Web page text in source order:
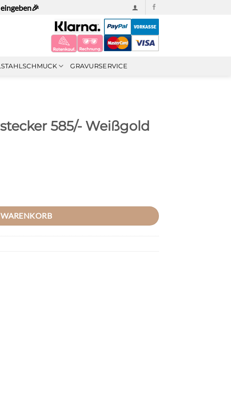
GRAVURSERVICE
585/- Weißgold
Moissanite Stein Menge